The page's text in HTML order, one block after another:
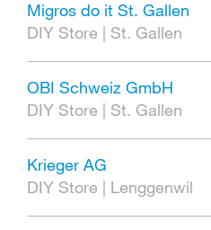
Migros do it St. Gallen
DIY Store | St. Gallen
OBI Schweiz GmbH
DIY Store | St. Gallen
Krieger AG
DIY Store | Lenggenwil